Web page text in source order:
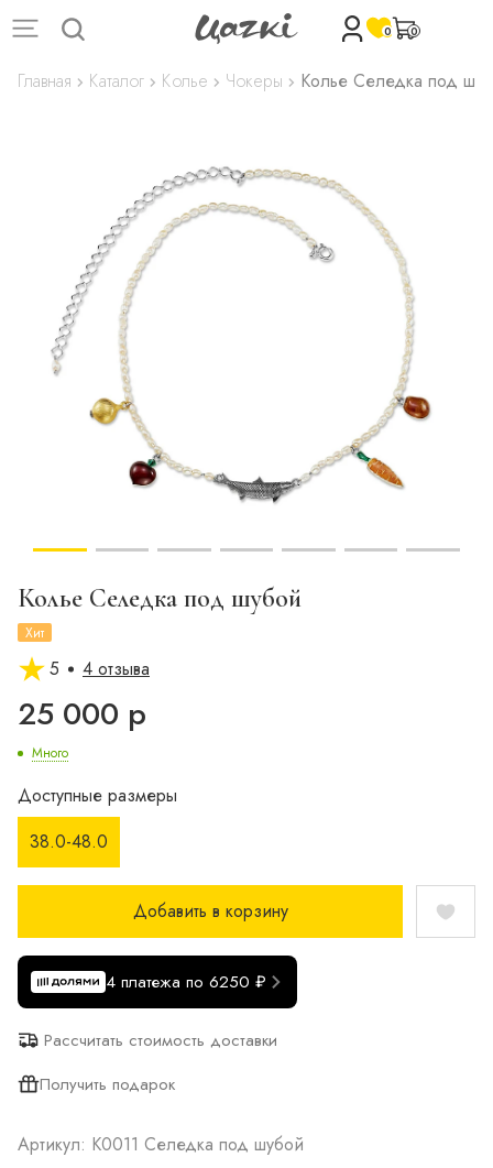
0 0
Главная Каталог Колье Чокеры Колье Селедка под
Колье Селедка под шубой
Хит
5 4 отзыва
25 000 р
Много
Доступные размеры
38.0-48.0
Добавить в корзину
4 платежа по 6250 ₽
Рассчитать стоимость доставки
Получить подарок
Артикул: К0011 Селедка под шубой